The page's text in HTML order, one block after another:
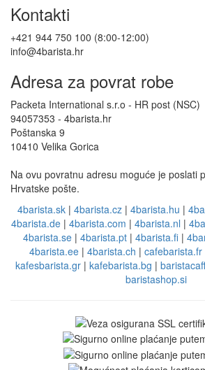
Kontakti
+421 944 750 100 (8:00-12:00)
info@4barista.hr
Adresa za povrat robe
Packeta International s.r.o - HR post (NSC)
94057353 - 4barista.hr
Poštanska 9
10410 Velika Gorica
Na ovu povratnu adresu moguće je poslati
Hrvatske pošte.
4barista.sk| 4barista.cz| 4barista.hu |
4barista.de | 4barista.com | 4barista.nl |
4barista.se | 4barista.pt | 4barista.fi |
4barista.ee| 4barista.ch | cafebarista.fr
kafesbarista.gr| kafebarista.bg |
baristashop.si